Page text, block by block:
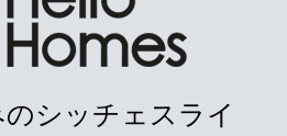
シッチェスライ